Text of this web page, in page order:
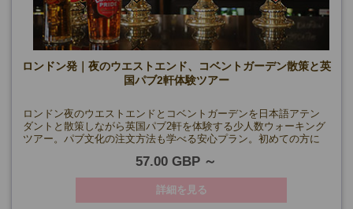
ロンドン発｜夜のウエストエンド、コベントガーデン散策と英
国パブ2軒体験ツアー
ロンドン夜のウエストエンドとコベントガーデンを日本語アテン
ダントと散策しながら英国パブ2軒を体験する少人数ウォーキング
ツアー。パブ文化の注文方法も学べる安心プラン。初めての方に
57.00 GBP
詳細を見る